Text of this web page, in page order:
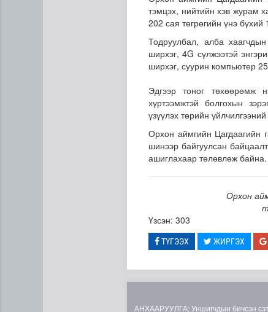
Манай улс 3.10 тонн алт
тэмцэх, нийтийн хэв журам
202 сая төгрөгийн үнэ бүхий
Тодруулбал, алба
ширхэг, 4G сүлжээтэй
ширхэг, суурин компьютер
Эдгээр тоног төхөөрөмж
хүртээмжтэй болгохын
үзүүлэх төрийн
Орхон аймгийн Цагдаагийн
шинээр байгуулсан
ашиглахаар төлөвлөж байна.
Орхон
Үзсэн: 303
ТҮГЭЭХ ЖИРГЭХ
АНХААРУУЛГА: Уншигчдын бичсэн